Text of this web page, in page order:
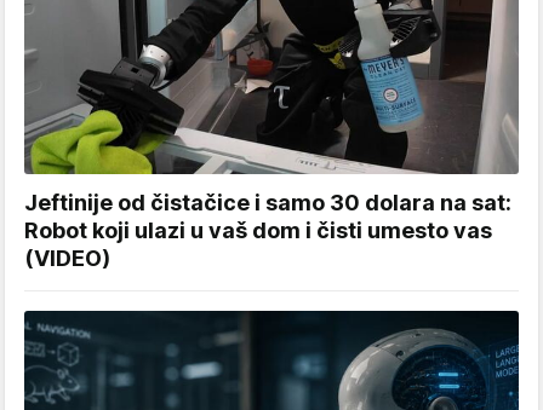
Jeftinije od čistačice i samo 30 dolara na sat:
Robot koji ulazi u vaš dom i čisti umesto vas
(VIDEO)